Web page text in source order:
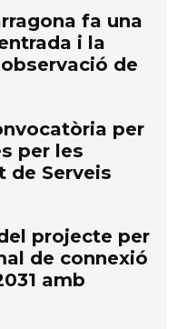
fa una
i la
de
per
per les
de Serveis
projecte per
de connexió
amb